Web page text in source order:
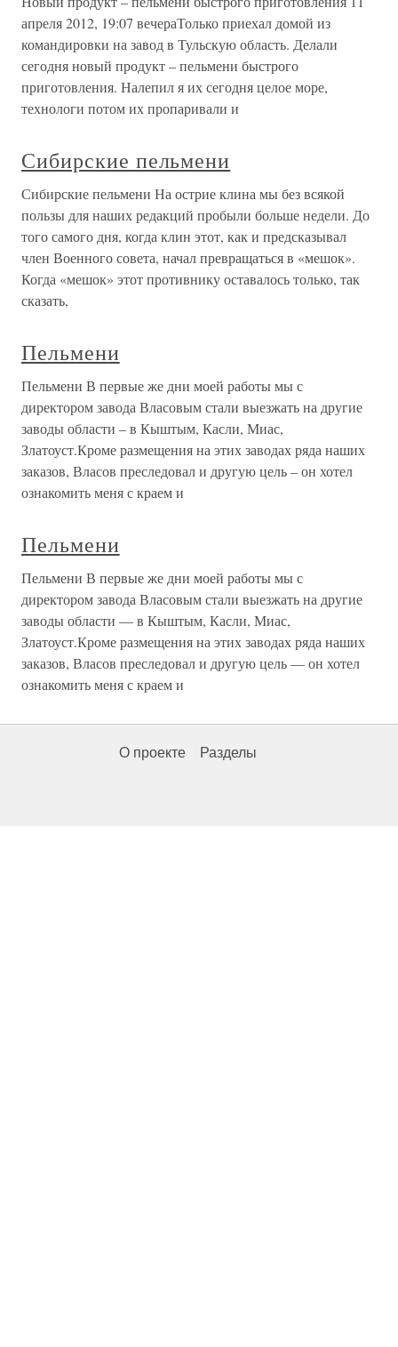
апреля 2012, 19:07 вечераТолько приехал домой из
командировки на завод в Тульскую область. Делали
сегодня новый продукт – пельмени быстрого
приготовления. Налепил я их сегодня целое море,
технологи потом их пропаривали и
Сибирские пельмени
Сибирские пельмени На острие клина мы без всякой
пользы для наших редакций пробыли больше недели. До
того самого дня, когда клин этот, как и предсказывал
член Военного совета, начал превращаться в «мешок».
Когда «мешок» этот противнику оставалось только, так
сказать,
Пельмени
Пельмени В первые же дни моей работы мы с
директором завода Власовым стали выезжать на другие
заводы области – в Кыштым, Касли, Миас,
Златоуст.Кроме размещения на этих заводах ряда наших
заказов, Власов преследовал и другую цель – он хотел
ознакомить меня с краем и
Пельмени
Пельмени В первые же дни моей работы мы с
директором завода Власовым стали выезжать на другие
заводы области — в Кыштым, Касли, Миас,
Златоуст.Кроме размещения на этих заводах ряда наших
заказов, Власов преследовал и другую цель — он хотел
ознакомить меня с краем и
О проекте Разделы